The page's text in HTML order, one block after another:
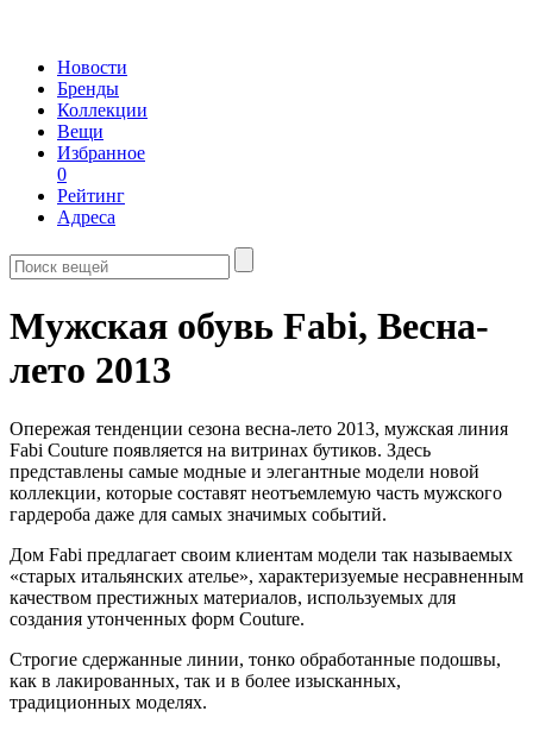
Новости
Бренды
Коллекции
Вещи
Избранное
0
Рейтинг
Адреса
Мужская обувь Fabi, Весна-
лето 2013
Опережая тенденции сезона весна-лето 2013, мужская линия
Fabi Couture появляется на витринах бутиков. Здесь
представлены самые модные и элегантные модели новой
коллекции, которые составят неотъемлемую часть мужского
гардероба даже для самых значимых событий.
Дом Fabi предлагает своим клиентам модели так называемых
«старых итальянских ателье», характеризуемые несравненным
качеством престижных материалов, используемых для
создания утонченных форм Couture.
Строгие сдержанные линии, тонко обработанные подошвы,
как в лакированных, так и в более изысканных,
традиционных моделях.